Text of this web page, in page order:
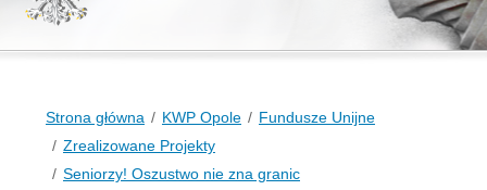
Strona główna KWP Opole
Fundusze Unijne
Zrealizowane Projekty
Seniorzy! Oszustwo nie zna granic